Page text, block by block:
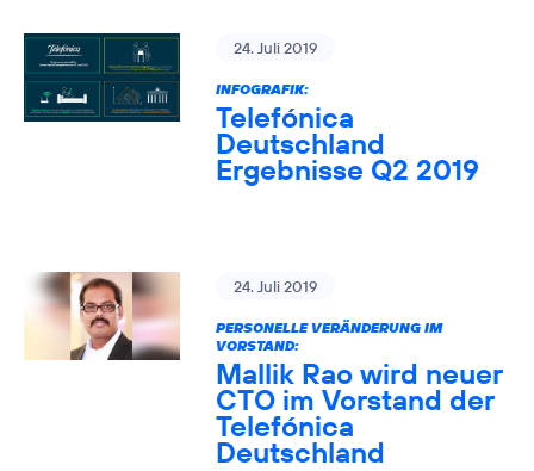
24. Juli 2019
INFOGRAFIK:
Telefónica
Deutschland
Ergebnisse Q2 2019
24. Juli 2019
PERSONELLE VERÄNDERUNG IM
VORSTAND:
Mallik Rao wird neuer
CTO im Vorstand der
Telefónica
Deutschland